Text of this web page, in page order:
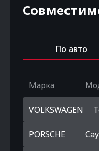
По авто
Марка
VOLKSWAGEN
PORSCHE